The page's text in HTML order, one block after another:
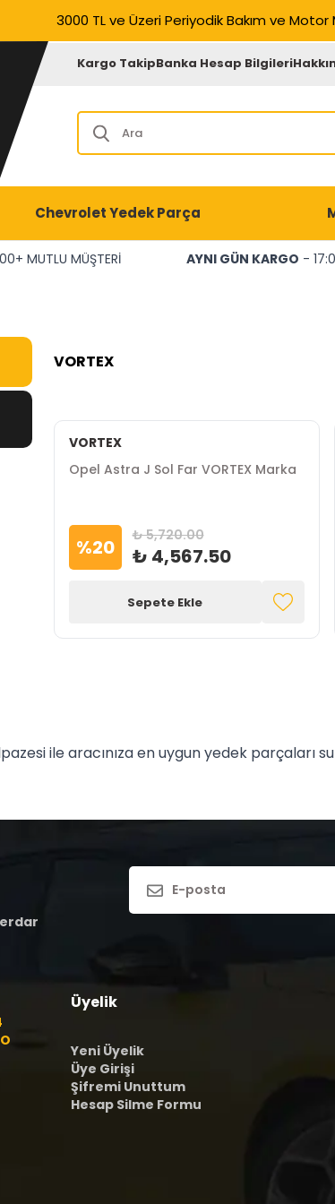
3000 TL ve Üzeri Periyodik Bakım ve Motor
Kargo TakipBanka Hesap Bilgileri
Chevrolet Yedek Parça
MUTLU MÜŞTERİ AYNI GÜN KARGO -
VORTEX
VORTEX
Opel Astra J Sol Far VORTEX Marka
%20 ₺ 5,720.00
₺ 4,567.50
Sepete Ekle
ile aracınıza en uygun yedek
Üyelik
Yeni Üyelik
Üye Girişi
Şifremi Unuttum
Hesap Silme Formu